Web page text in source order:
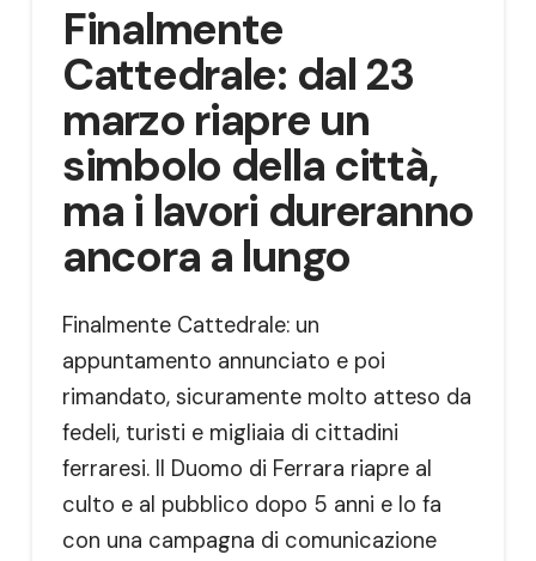
Finalmente
Cattedrale: dal 23
marzo riapre un
simbolo della città,
ma i lavori dureranno
ancora a lungo
Finalmente Cattedrale: un
appuntamento annunciato e poi
rimandato, sicuramente molto atteso da
fedeli, turisti e migliaia di cittadini
ferraresi. Il Duomo di Ferrara riapre al
culto e al pubblico dopo 5 anni e lo fa
con una campagna di comunicazione